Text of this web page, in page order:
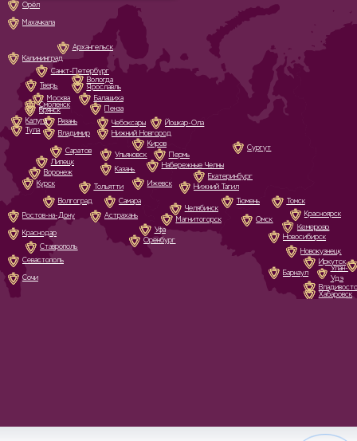
Пермь
Екатеринбург
Нижний Новгород
Новосибирск
Омск
Казань
Уфа
Краснодар
Красноярск
Ростов-на-Дону
Тюмень
Санкт-Петербург
Самара
Челябинск
Волгоград
Воронеж
Москва
Саратов
Ижевск
Иркутск
Рязань
Ярославль
Барнаул
Оренбург
Ставрополь
Тольятти
Сочи
Кемерово
Калининград
Томск
Киров Сургут
Новокузнецк
Тверь
Пенза
Чебоксары
Астрахань Магнитогорск
Липецк
Курск
Тула
Набережные Челны
Севастополь
Улан-
Удэ
Брянск
Ульяновск
Нижний Тагил
Архангельск
Владимир
Балашиха
Хабаровск
Калуга
Вологда
Смоленск
Орёл
Йошкар-Ола
Махачкала